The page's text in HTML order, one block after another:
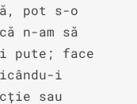
pot s-o
n-am să
pute; face
i
sau